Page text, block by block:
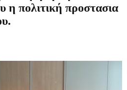
η πολιτική προστασια